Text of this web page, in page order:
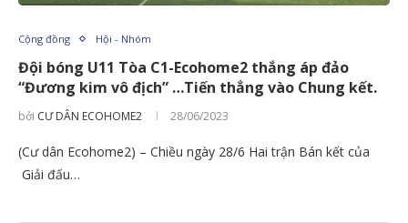
Cộng đồng Hội - Nhóm
Đội bóng U11 Tòa C1-Ecohome2 thắng áp đảo
“Đương kim vô địch” …Tiến thẳng vào Chung kết.
bởi CƯ DÂN ECOHOME2 28/06/2023
(Cư dân Ecohome2) – Chiều ngày 28/6 Hai trận Bán kết của
Giải đấu…